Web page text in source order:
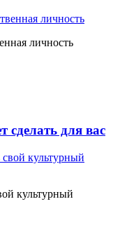
личность
сделать для вас
культурный